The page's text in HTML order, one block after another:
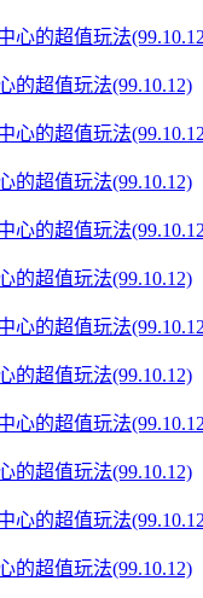
的超值玩法(99.10.12)
的超值玩法(99.10.12)
的超值玩法(99.10.12)
的超值玩法(99.10.12)
的超值玩法(99.10.12)
的超值玩法(99.10.12)